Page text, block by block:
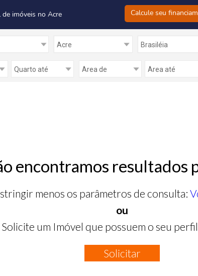
imóveis no Acre Calcule seu
encontramos resultados
menos os parâmetros de consulta:
ou
Solicite um Imóvel que possuem o seu
Solicitar